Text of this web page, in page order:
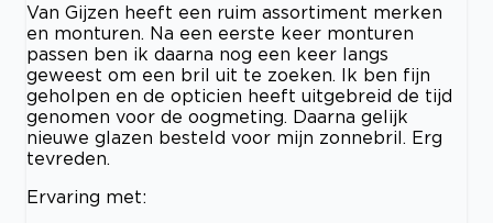
Van Gijzen heeft een ruim assortiment merken
en monturen. Na een eerste keer monturen
passen ben ik daarna nog een keer langs
geweest om een bril uit te zoeken. Ik ben fijn
geholpen en de opticien heeft uitgebreid de tijd
genomen voor de oogmeting. Daarna gelijk
nieuwe glazen besteld voor mijn zonnebril. Erg
tevreden.
Ervaring met: